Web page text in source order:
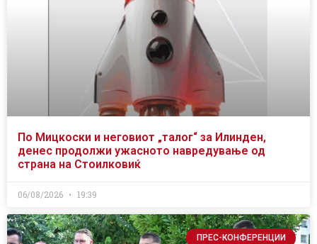
По Мицкоски и неговиот „талог“ за Илинден,
денес продолжи ужасното навредување од
страна на Стоилковиќ
06/08/2026 19:39
ПРЕС-КОНФЕРЕНЦИИ